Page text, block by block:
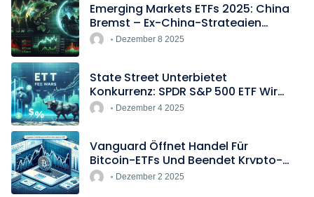
Emerging Markets ETFs 2025: China
Bremst – Ex-China-Strategien
BoomenDezember 8 2025
State Street Unterbietet
Konkurrenz: SPDR S&P 500 ETF Wird
Europas Günstigster Indextracker
Dezember 4 2025
Vanguard Öffnet Handel Für
Bitcoin-ETFs Und Beendet Krypto-
BlockadeDezember 2 2025